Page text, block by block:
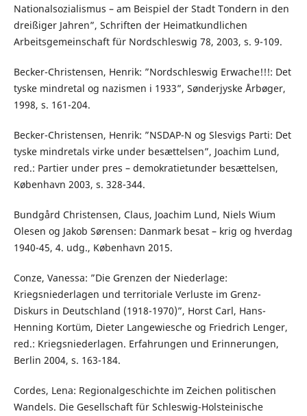
Nationalsozialismus – am Beispiel der Stadt Tondern in den
dreißiger Jahren”, Schriften der Heimatkundlichen
Arbeitsgemeinschaft für Nordschleswig 78, 2003, s. 9-109.
Becker-Christensen, Henrik: ”Nordschleswig Erwache!!!: Det
tyske mindretal og nazismen i 1933”, Sønderjyske Årbøger,
1998, s. 161-204.
Becker-Christensen, Henrik: ”NSDAP-N og Slesvigs Parti: Det
tyske mindretals virke under besættelsen”, Joachim Lund,
red.: Partier under pres – demokratietunder besættelsen,
København 2003, s. 328-344.
Bundgård Christensen, Claus, Joachim Lund, Niels Wium
Olesen og Jakob Sørensen: Danmark besat – krig og hverdag
1940-45, 4. udg., København 2015.
Conze, Vanessa: ”Die Grenzen der Niederlage:
Kriegsniederlagen und territoriale Verluste im Grenz-
Diskurs in Deutschland (1918-1970)”, Horst Carl, Hans-
Henning Kortüm, Dieter Langewiesche og Friedrich Lenger,
red.: Kriegsniederlagen. Erfahrungen und Erinnerungen,
Berlin 2004, s. 163-184.
Cordes, Lena: Regionalgeschichte im Zeichen politischen
Wandels. Die Gesellschaft für Schleswig-Holsteinische